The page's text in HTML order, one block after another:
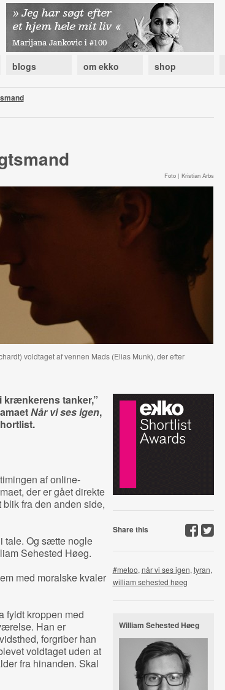
blogs om ekko shop
Foto | Kristian Arbs
voldtaget af vennen Mads (Elias Munk), der efter
krænkerens tanker,”
Når vi ses igen,
af online-
der er gået direkte
fra den anden side,
tale. Og sætte nogle
Sehested Høeg.
med moralske kvaler
fyldt kroppen med
Han er
forgriber han
voldtaget uden at
fra hinanden. Skal
Share this
#metoo, når vi ses igen, tyran,
william sehested høeg
William Sehested Høeg